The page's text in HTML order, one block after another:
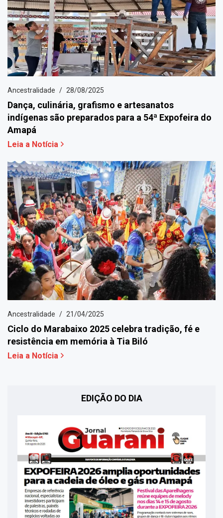
Ancestralidade 28/08/2025
Dança, culinária, grafismo e artesanatos
indígenas são preparados para a 54ª Expofeira do
Amapá
Leia a Notícia
Ancestralidade 21/04/2025
Ciclo do Marabaixo 2025 celebra tradição, fé e
resistência em memória à Tia Biló
Leia a Notícia
EDIÇÃO DO DIA